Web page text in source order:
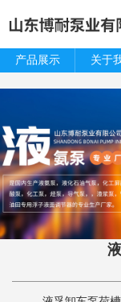
产品展示 关于